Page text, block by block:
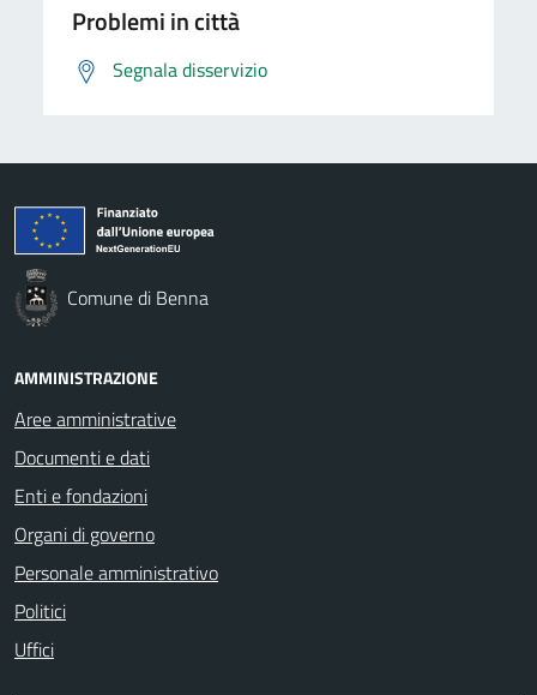
Problemi in città
Segnala disservizio
Comune di Benna
AMMINISTRAZIONE
Aree amministrative
Documenti e dati
Enti e fondazioni
Organi di governo
Personale amministrativo
Politici
Uffici